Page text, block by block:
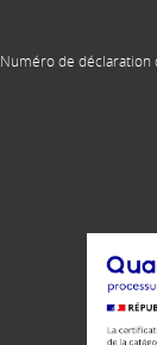
Numéro de déclaration